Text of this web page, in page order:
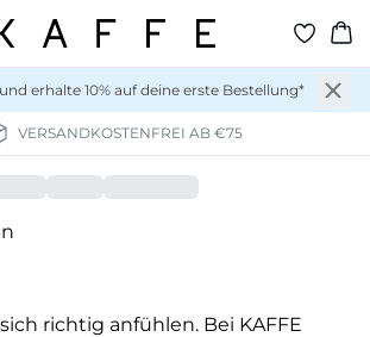
erhalte 10% auf deine erste Bestellung*
VERSANDKOSTENFREI AB €75
richtig anfühlen. Bei KAFFE